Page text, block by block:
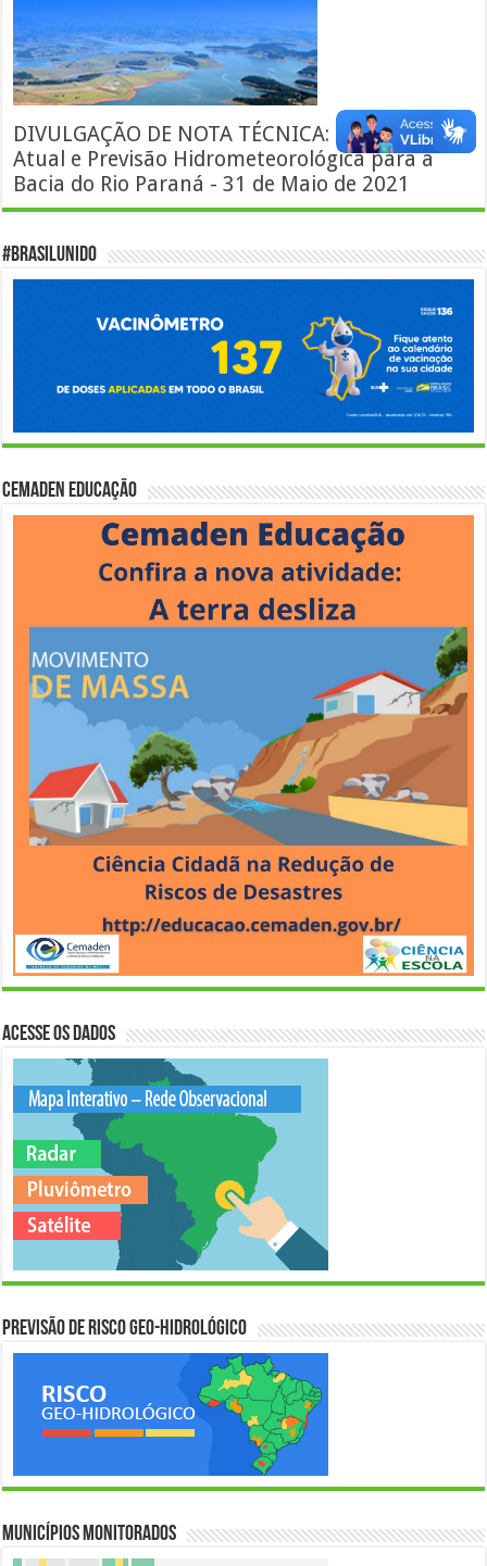
DIVULGAÇÃO DE NOTA TÉCNICA: Situação
Atual e Previsão Hidrometeorológica para a
Bacia do Rio Paraná - 31 de Maio de 2021
#BrasilUnido
Cemaden Educação
Acesse os Dados
Previsão de Risco Geo-Hidrológico
Municípios Monitorados